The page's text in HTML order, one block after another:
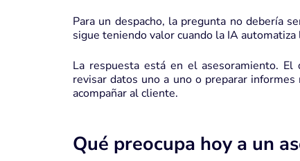
Para un despacho, la pregunta no debería
sigue teniendo valor cuando la IA automatiza
La respuesta está en el asesoramiento.
revisar datos uno a uno o preparar
acompañar al cliente.
Qué preocupa hoy a un